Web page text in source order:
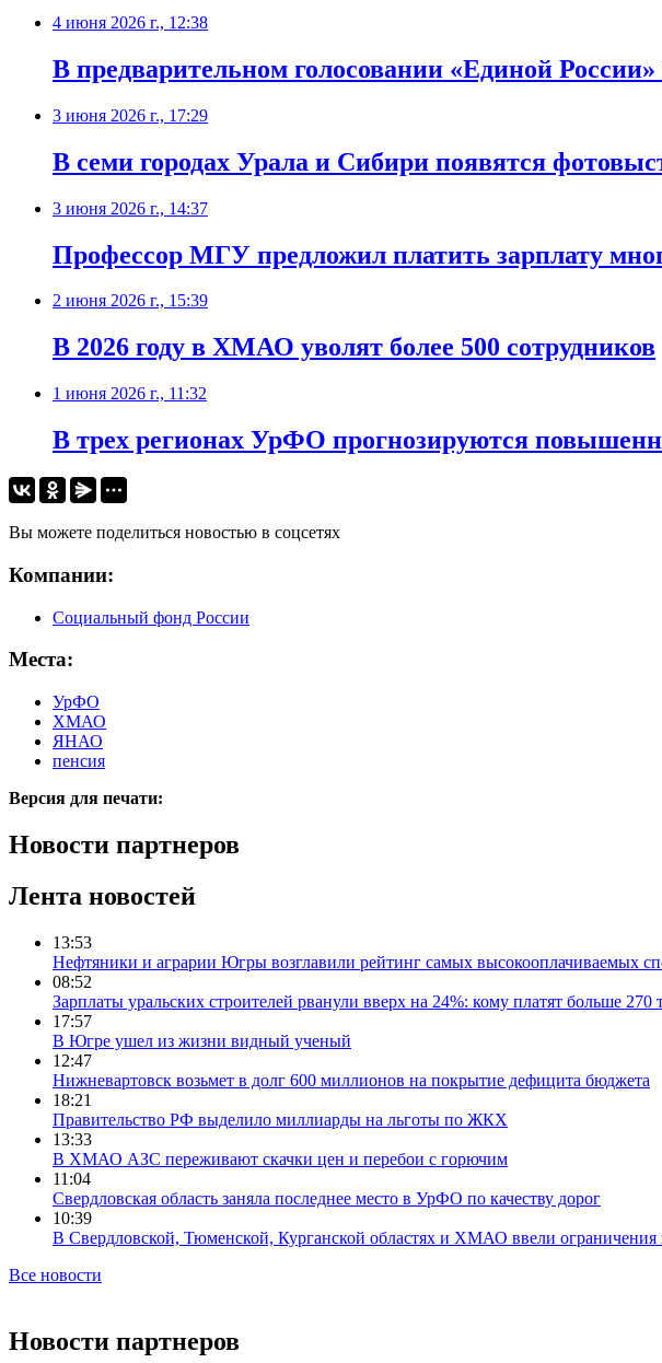
4 июня 2026 г., 12:38
В предварительном голосовании «Единой
3 июня 2026 г., 17:29
В семи городах Урала и Сибири появятся
3 июня 2026 г., 14:37
Профессор МГУ предложил платить зарплату
2 июня 2026 г., 15:39
В 2026 году в ХМАО уволят более 500 сотрудников
1 июня 2026 г., 11:32
В трех регионах УрФО прогнозируются
Вы можете поделиться новостью в соцсетях
Компании:
Социальный фонд России
Места:
УрФО
ХМАО
ЯНАО
пенсия
Версия для печати:
Новости партнеров
Лента новостей
13:53
Нефтяники и аграрии Югры возглавили рейтинг самых высокооплачиваемых
08:52
Зарплаты уральских строителей рванули вверх на 24%: кому платят больше 270
17:57
В Югре ушел из жизни видный ученый
12:47
Нижневартовск возьмет в долг 600 миллионов на покрытие дефицита бюджета
18:21
Правительство РФ выделило миллиарды на льготы по ЖКХ
13:33
В ХМАО АЗС переживают скачки цен и перебои с горючим
11:04
Свердловская область заняла последнее место в УрФО по качеству дорог
10:39
В Свердловской, Тюменской, Курганской областях и ХМАО ввели ограничения
Все новости
Новости партнеров